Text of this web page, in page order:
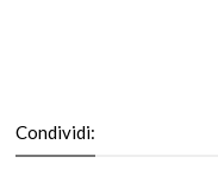
Condividi: